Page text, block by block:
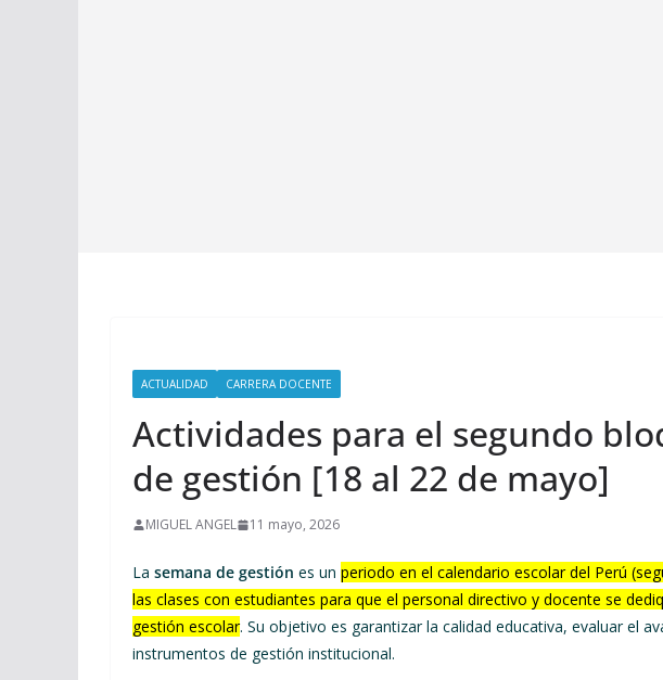
ACTUALIDAD CARRERA DOCENTE
Actividades para el segundo
de gestión [18 al 22 de mayo]
MIGUEL ANGEL 11 mayo, 2026
La semana de gestión es un periodo en el calendario escolar del Perú
las clases con estudiantes para que el personal directivo y docente se
gestión escolar. Su objetivo es garantizar la calidad educativa, evaluar el
instrumentos de gestión institucional.